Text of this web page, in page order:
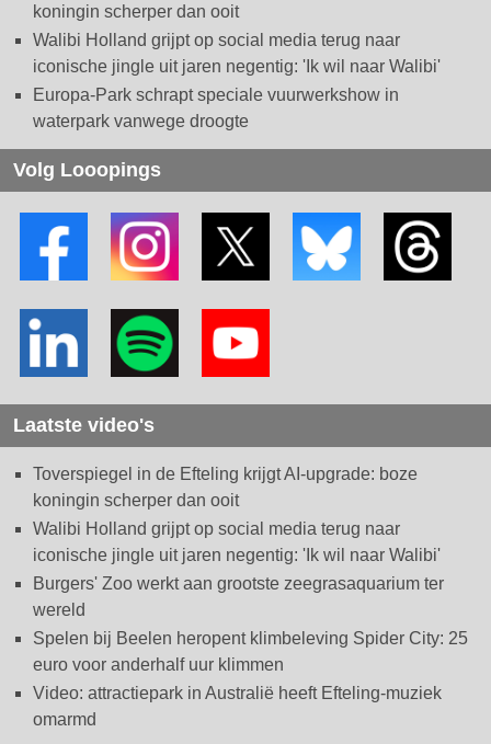
koningin scherper dan ooit
Walibi Holland grijpt op social media terug naar
iconische jingle uit jaren negentig: 'Ik wil naar Walibi'
Europa-Park schrapt speciale vuurwerkshow in
waterpark vanwege droogte
Volg Looopings
Laatste video's
Toverspiegel in de Efteling krijgt AI-upgrade: boze
koningin scherper dan ooit
Walibi Holland grijpt op social media terug naar
iconische jingle uit jaren negentig: 'Ik wil naar Walibi'
Burgers' Zoo werkt aan grootste zeegrasaquarium ter
wereld
Spelen bij Beelen heropent klimbeleving Spider City: 25
euro voor anderhalf uur klimmen
Video: attractiepark in Australië heeft Efteling-muziek
omarmd